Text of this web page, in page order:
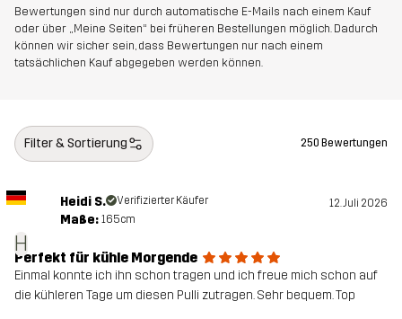
Entworfen für WANDERN ALLROUND
Bewertungen sind nur durch automatische E-Mails nach einem Kauf
oder über „Meine Seiten“ bei früheren Bestellungen möglich. Dadurch
können wir sicher sein, dass Bewertungen nur nach einem
tatsächlichen Kauf abgegeben werden können.
Filter & Sortierung 250 Bewertungen
H
Heidi S. Verifizierter Käufer 12. Juli 2026
Maße: 165cm
Perfekt für kühle Morgende
Einmal konnte ich ihn schon tragen und ich freue mich schon auf
die kühleren Tage um diesen Pulli zutragen. Sehr bequem. Top